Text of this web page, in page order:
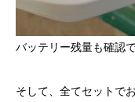
バッテリー残量も確認で
そして、全てセットで